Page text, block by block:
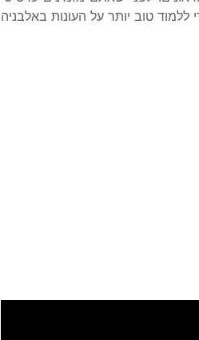
ללמוד טוב יותר על העונות באלבניה